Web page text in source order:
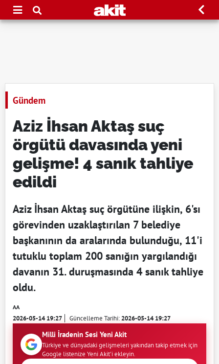
Gündem
Aziz İhsan Aktaş suç
örgütü davasında yeni
gelişme! 4 sanık tahliye
edildi
Aziz İhsan Aktaş suç örgütüne ilişkin, 6'sı
görevinden uzaklaştırılan 7 belediye
başkanının da aralarında bulunduğu, 11'i
tutuklu toplam 200 sanığın yargılandığı
davanın 31. duruşmasında 4 sanık tahliye
oldu.
AA
2026-05-14 19:27 Güncelleme Tarihi:2026-05-14 19:27
Milli İradenin Sesi Yeni Akit
Türkiye ve dünyadaki gelişmeleri yakından takip etmek için
Google listenize Yeni Akit'i ekleyin.